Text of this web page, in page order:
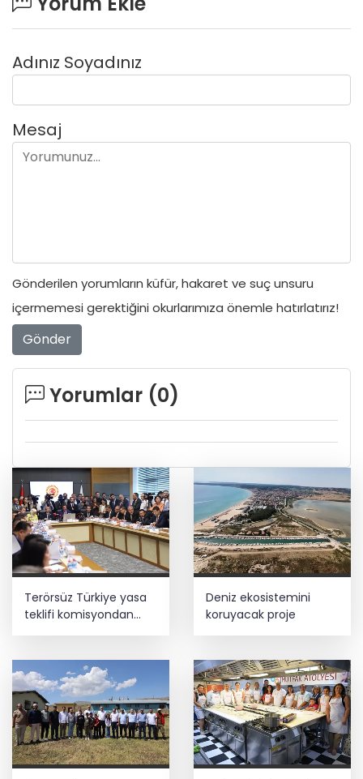
Adınız Soyadınız
Mesaj
Gönderilen yorumların küfür, hakaret ve suç unsuru
içermemesi gerektiğini okurlarımıza önemle hatırlatırız!
Gönder
Yorumlar (0)
Terörsüz Türkiye yasa
teklifi komisyondan
Deniz ekosistemini
koruyacak proje